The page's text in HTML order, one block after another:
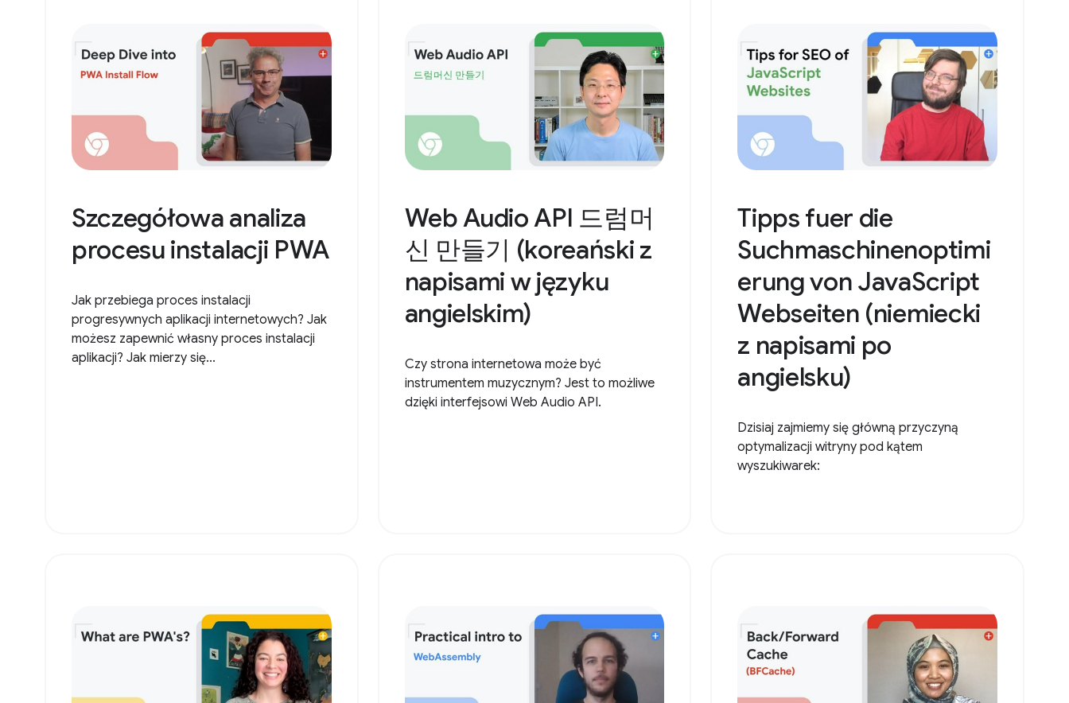
Szczegółowa analiza
procesu instalacji PWA
Jak przebiega proces instalacji
progresywnych aplikacji internetowych? Jak
możesz zapewnić własny proces instalacji
aplikacji? Jak mierzy się...
Web Audio API 드럼머
신 만들기 (koreański z
napisami w języku
angielskim)
Czy strona internetowa może być
instrumentem muzycznym? Jest to możliwe
dzięki interfejsowi Web Audio API.
Tipps fuer die
Suchmaschinenoptimi
erung von JavaScript
Webseiten (niemiecki
z napisami po
angielsku)
Dzisiaj zajmiemy się główną przyczyną
optymalizacji witryny pod kątem
wyszukiwarek: